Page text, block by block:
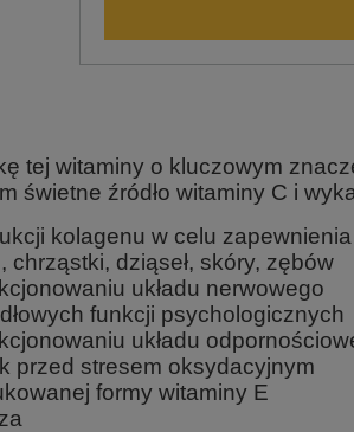
tej witaminy o kluczowym
świetne źródło witaminy C i
kolagenu w celu
dziąseł, skóry, zębów
układu nerwowego
funkcji psychologicznych
układu
przed stresem oksydacyjnym
formy witaminy E